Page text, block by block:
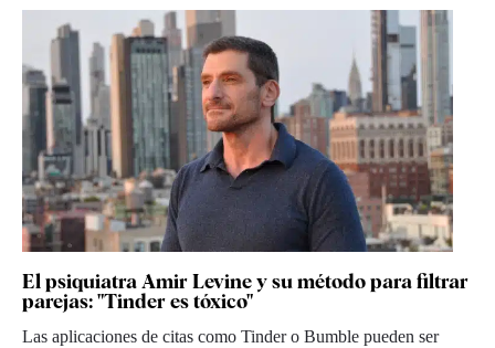
El psiquiatra Amir Levine y su método para filtrar
parejas: "Tinder es tóxico"
Las aplicaciones de citas como Tinder o Bumble pueden ser